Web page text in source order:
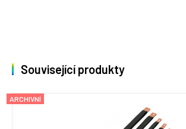
Související produkty
ARCHIVNÍ